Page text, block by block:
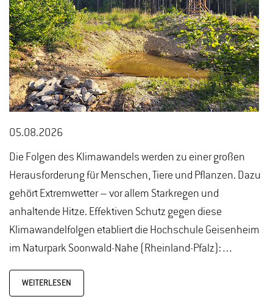
05.08.2026
Die Folgen des Klimawandels werden zu einer großen
Herausforderung für Menschen, Tiere und Pflanzen. Dazu
gehört Extremwetter – vor allem Starkregen und
anhaltende Hitze. Effektiven Schutz gegen diese
Klimawandelfolgen etabliert die Hochschule Geisenheim
im Naturpark Soonwald-Nahe (Rheinland-Pfalz):…
WEITERLESEN